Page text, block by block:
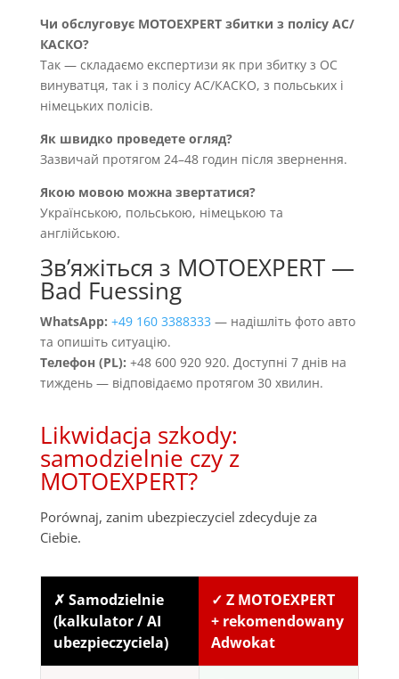
Чи обслуговує MOTOEXPERT збитки з полісу AC/
КАСКО?
Так — складаємо експертизи як при збитку з OC
винуватця, так і з полісу AC/КАСКО, з польських і
німецьких полісів.
Як швидко проведете огляд?
Зазвичай протягом 24–48 годин після звернення.
Якою мовою можна звертатися?
Українською, польською, німецькою та
англійською.
Звʼяжіться з MOTOEXPERT —
Bad Fuessing
WhatsApp: +49 160 3388333 — надішліть фото авто
та опишіть ситуацію.
Телефон (PL): +48 600 920 920. Доступні 7 днів на
тиждень — відповідаємо протягом 30 хвилин.
Likwidacja szkody:
samodzielnie czy z
MOTOEXPERT?
Porównaj, zanim ubezpieczyciel zdecyduje za
Ciebie.
✗ Samodzielnie
(kalkulator / AI
ubezpieczyciela)
✓ Z MOTOEXPERT
+ rekomendowany
Adwokat